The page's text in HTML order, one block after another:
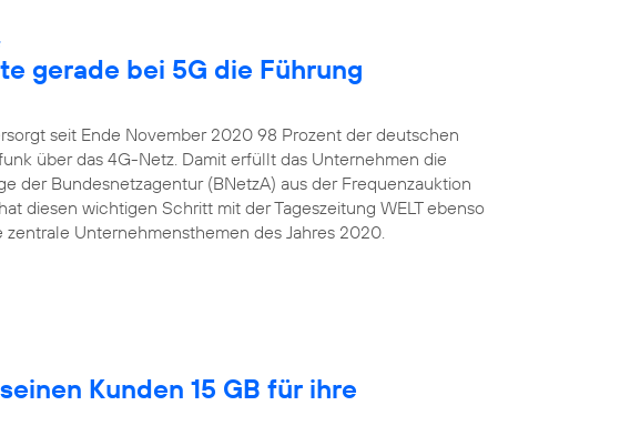
gerade bei 5G die Führung
seit Ende November 2020 98 Prozent der deutschen
über das 4G-Netz. Damit erfüllt das Unternehmen die
der Bundesnetzagentur (BNetzA) aus der Frequenzauktion
diesen wichtigen Schritt mit der Tageszeitung WELT ebenso
Unternehmensthemen des Jahres 2020.
Kunden 15 GB für ihre